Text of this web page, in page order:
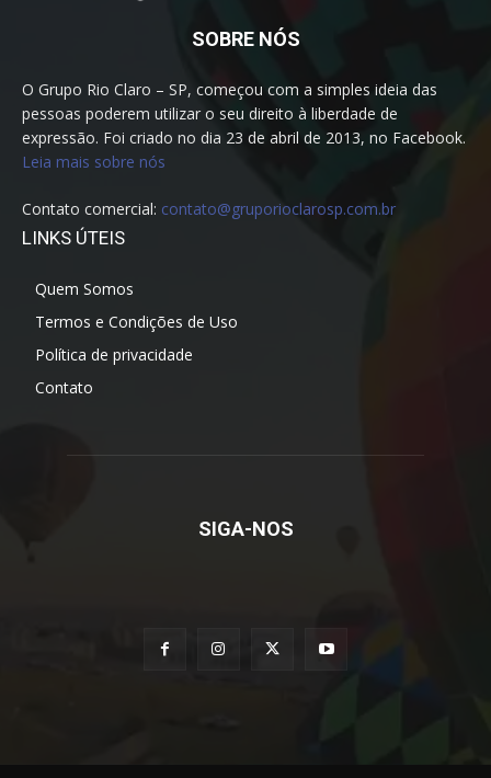
SOBRE NÓS
O Grupo Rio Claro – SP, começou com a simples ideia das
pessoas poderem utilizar o seu direito à liberdade de
expressão. Foi criado no dia 23 de abril de 2013, no Facebook.
Leia mais sobre nós
Contato comercial: contato@gruporioclarosp.com.br
LINKS ÚTEIS
Quem Somos
Termos e Condições de Uso
Política de privacidade
Contato
SIGA-NOS